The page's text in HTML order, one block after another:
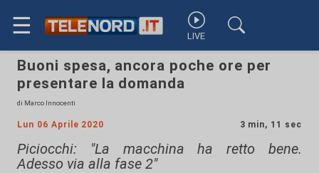
☰ LIVE
Buoni spesa, ancora poche ore per
presentare la domanda
di Marco Innocenti
Lun 06 Aprile 2020 3 min, 11 sec
Piciocchi: "La macchina ha retto bene.
Adesso via alla fase 2"